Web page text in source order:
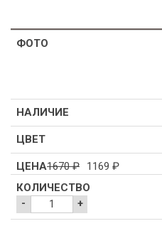
1670₽ 1169 ₽
- +